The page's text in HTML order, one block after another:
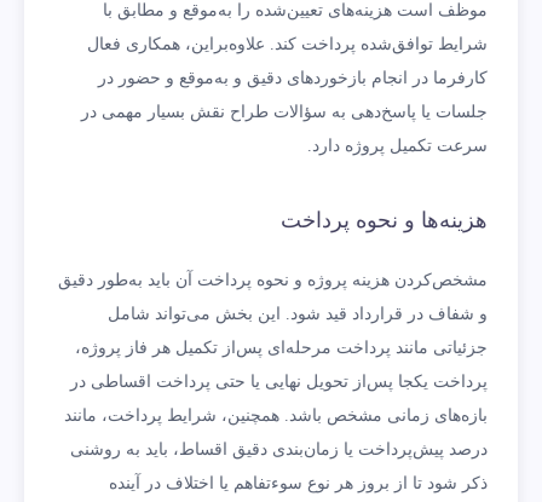
موظف است هزینه‌های تعیین‌شده را به‌موقع و مطابق با
شرایط توافق‌شده پرداخت کند. علاوه‌براین، همکاری فعال
کارفرما در انجام بازخوردهای دقیق و به‌موقع و حضور در
جلسات یا پاسخ‌دهی به سؤالات طراح نقش بسیار مهمی در
سرعت تکمیل پروژه دارد.
هزینه‌ها و نحوه پرداخت
مشخص‌کردن هزینه پروژه و نحوه پرداخت آن باید به‌طور دقیق
و شفاف در قرارداد قید شود. این بخش می‌تواند شامل
جزئیاتی مانند پرداخت مرحله‌ای پس‌از تکمیل هر فاز پروژه،
پرداخت یکجا پس‌از تحویل نهایی یا حتی پرداخت اقساطی در
بازه‌های زمانی مشخص باشد. همچنین، شرایط پرداخت، مانند
درصد پیش‌پرداخت یا زمان‌بندی دقیق اقساط، باید به روشنی
ذکر شود تا از بروز هر نوع سوءتفاهم یا اختلاف در آینده